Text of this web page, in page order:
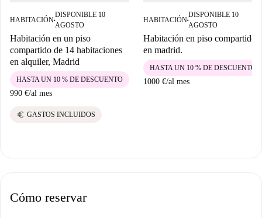
HABITACIÓN■
DISPONIBLE 10
AGOSTO
Habitación en un piso
compartido de 14 habitaciones
en alquiler, Madrid
990 €/al mes
HASTA UN 10 % DE DESCUENTO
euro GASTOS INCLUIDOS
HABITACIÓN■
DISPONIBLE 10
AGOSTO
Habitación en piso compartido
en madrid.
1000 €/al mes
HASTA UN 10 % DE DESCUENTO
Cómo reservar